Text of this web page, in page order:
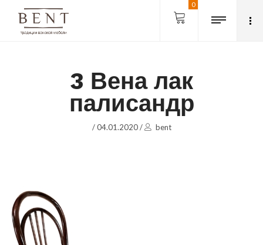
0
3 Вена лак
палисандр
/ 04.01.2020 / bent